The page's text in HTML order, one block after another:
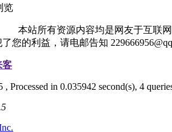
览
本站所有资源内容均是网友于互联
您的利益，请电邮告知
客
, Processed in 0.035942 second(s), 4